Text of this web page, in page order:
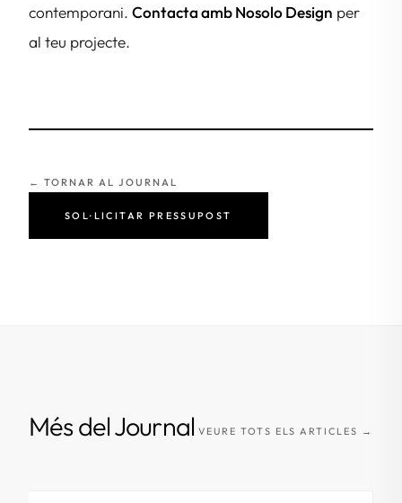
contemporani. Contacta amb Nosolo Design per
al teu projecte.
← TORNAR AL JOURNAL
SOL·LICITAR PRESSUPOST
Més del Journal VEURE TOTS ELS ARTICLES →